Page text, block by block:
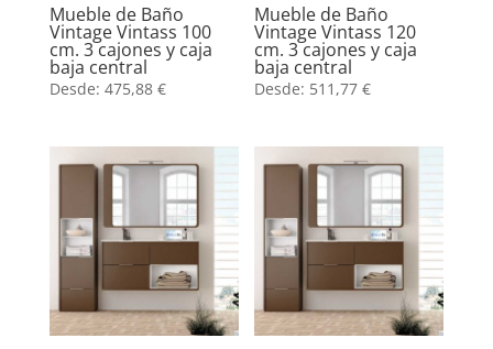
Mueble de Baño
Vintage Vintass 100
cm. 3 cajones y caja
baja central
Desde: 475,88 €
Mueble de Baño
Vintage Vintass 120
cm. 3 cajones y caja
baja central
Desde: 511,77€